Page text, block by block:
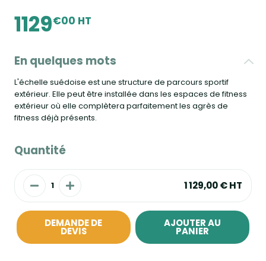
1129€00 HT
En quelques mots
L'échelle suédoise est une structure de parcours sportif
extérieur. Elle peut être installée dans les espaces de fitness
extérieur où elle complètera parfaitement les agrès de
fitness déjà présents.
Quantité
1 129,00 €HT
DEMANDE DE
DEVIS
AJOUTER AU
PANIER